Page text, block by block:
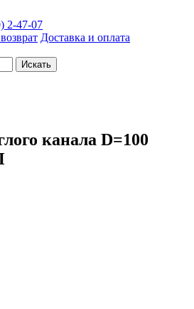
2-47-07
Доставка и оплата
Искать
канала D=100